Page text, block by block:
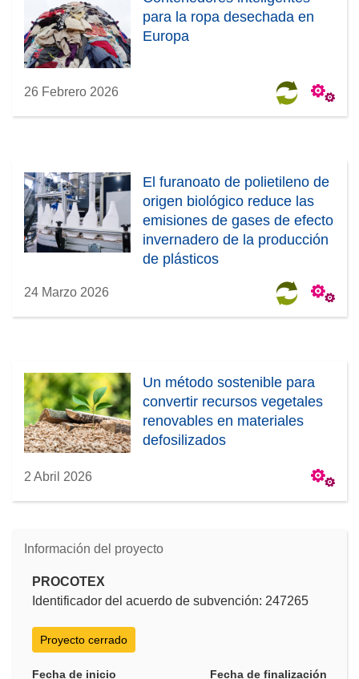
para la ropa desechada en
Europa
26 Febrero 2026
El furanoato de polietileno de
origen biológico reduce las
emisiones de gases de efecto
invernadero de la producción
de plásticos
24 Marzo 2026
Un método sostenible para
convertir recursos vegetales
renovables en materiales
defosilizados
2 Abril 2026
Información del proyecto
PROCOTEX
Identificador del acuerdo de subvención: 247265
Proyecto cerrado
Fecha de inicio Fecha de finalización